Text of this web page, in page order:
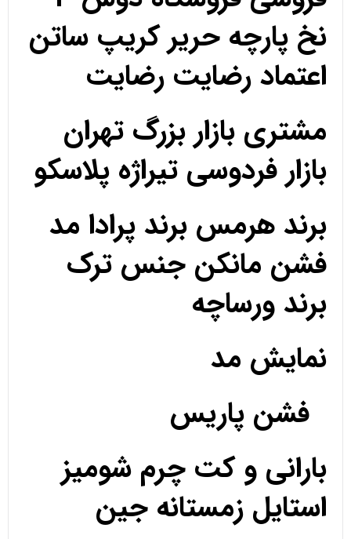
نخ پارچه حریر کریپ ساتن
اعتماد رضایت رضایت
مشتری بازار بزرگ تهران
بازار فردوسی تیراژه پلاسکو
برند هرمس برند پرادا مد
فشن مانکن جنس ترک
برند ورساچه
نمایش مد
فشن پاریس
بارانی و کت چرم شومیز
استایل زمستانه جین